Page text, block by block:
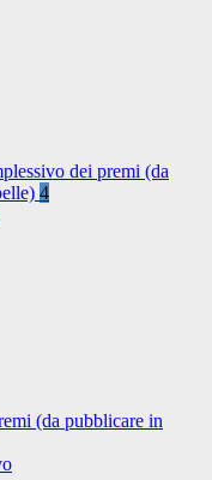
dei premi (da
4
(da pubblicare in